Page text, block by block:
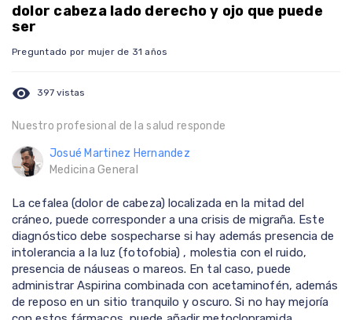
dolor cabeza lado derecho y ojo que puede
ser
Preguntado por mujer de 31 años
visibility 397 vistas
Nuestro profesional de la salud responde
Josué Martinez Hernandez
Medicina General
La cefalea (dolor de cabeza) localizada en la mitad del
cráneo, puede corresponder a una crisis de migraña. Este
diagnóstico debe sospecharse si hay además presencia de
intolerancia a la luz (fotofobia) , molestia con el ruido,
presencia de náuseas o mareos. En tal caso, puede
administrar Aspirina combinada con acetaminofén, además
de reposo en un sitio tranquilo y oscuro. Si no hay mejoría